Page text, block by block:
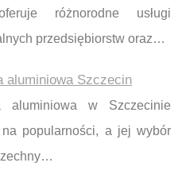
różnorodne usługi
przedsiębiorstw oraz…
aluminiowa Szczecin
aluminiowa w Szczecinie
na popularności, a jej wybór